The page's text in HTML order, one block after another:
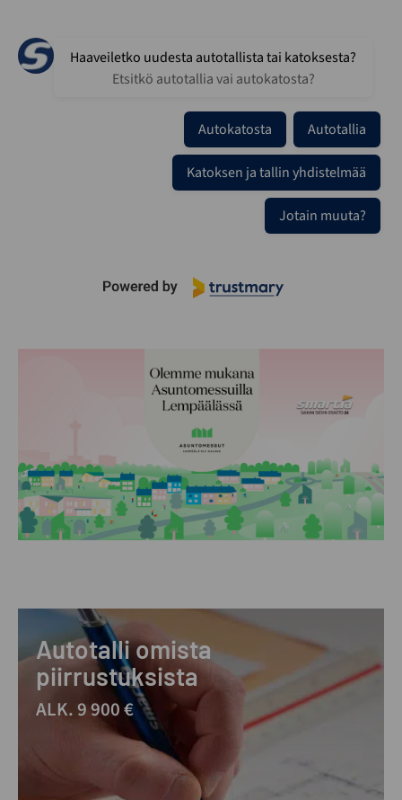
Haaveiletko uudesta autotallista tai katoksesta?
Etsitkö autotallia vai autokatosta?
Autokatosta Autotallia
Katoksen ja tallin yhdistelmää
Jotain muuta?
Autotalli omista
piirrustuksista
ALK. 9 900 €